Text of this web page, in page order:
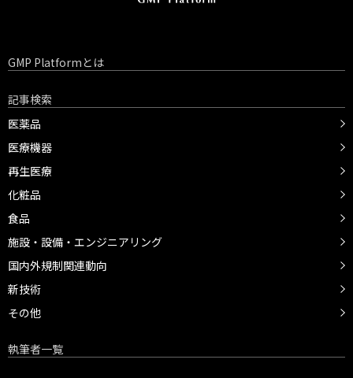
GMP Platformとは
記事検索
医薬品
医療機器
再生医療
化粧品
食品
施設・設備・エンジニアリング
国内外規制関連動向
新技術
その他
執筆者一覧